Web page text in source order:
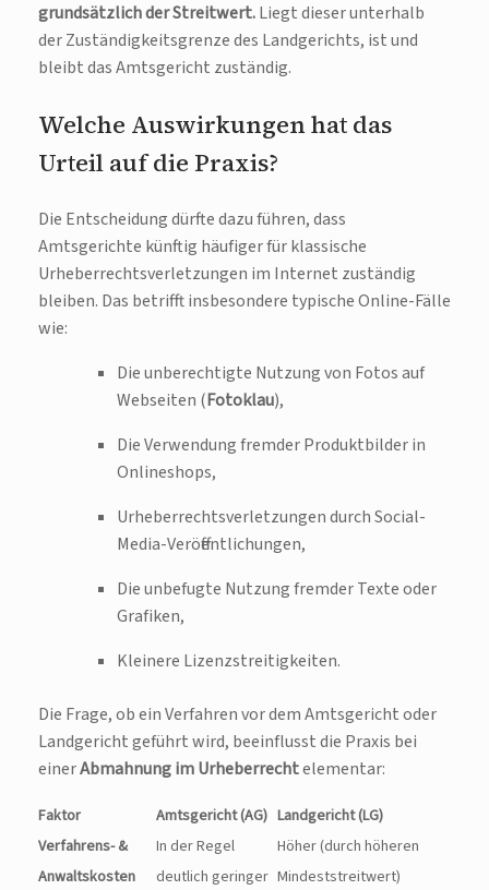
grundsätzlich der Streitwert.Liegt dieser unterhalb
der Zuständigkeitsgrenze des Landgerichts, ist und
bleibt das Amtsgericht zuständig.
Welche Auswirkungen hat das
Urteil auf die Praxis?
Die Entscheidung dürfte dazu führen, dass
Amtsgerichte künftig häufiger für klassische
Urheberrechtsverletzungen im Internet zuständig
bleiben. Das betrifft insbesondere typische Online-Fälle
wie:
Die unberechtigte Nutzung von Fotos auf
Webseiten (Fotoklau),
Die Verwendung fremder Produktbilder in
Onlineshops,
Urheberrechtsverletzungen durch Social-
Media-Veröffentlichungen,
Die unbefugte Nutzung fremder Texte oder
Grafiken,
Kleinere Lizenzstreitigkeiten.
Die Frage, ob ein Verfahren vor dem Amtsgericht oder
Landgericht geführt wird, beeinflusst die Praxis bei
einerAbmahnung im Urheberrechtelementar:
Faktor Amtsgericht (AG) Landgericht (LG)
Verfahrens- &
Anwaltskosten
In der Regel
deutlich geringer
Höher (durch höheren
Mindeststreitwert)